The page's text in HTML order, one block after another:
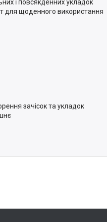
і повсякденних укладок
для щоденного використання
зачісок та укладок